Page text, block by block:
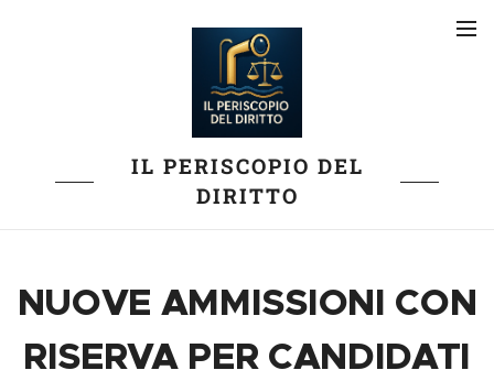
IL PERISCOPIO DEL
DIRITTO
NUOVE AMMISSIONI CON
RISERVA PER CANDIDATI